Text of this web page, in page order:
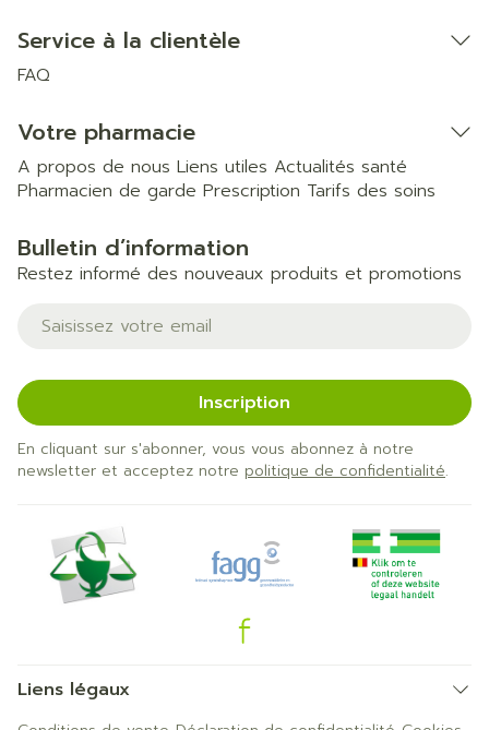
Service à la clientèle
FAQ
Votre pharmacie
A propos de nous Liens utiles Actualités santé
Pharmacien de garde Prescription Tarifs des soins
Bulletin d’information
Restez informé des nouveaux produits et promotions
Adresse mail
Inscription
En cliquant sur s'abonner, vous vous abonnez à notre
newsletter et acceptez notre politique de confidentialité.
Liens légaux